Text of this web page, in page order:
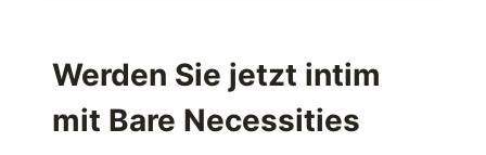
ALLE
IHRE
SOFORTIGEN
Werden Sie jetzt intim
mit Bare Necessities